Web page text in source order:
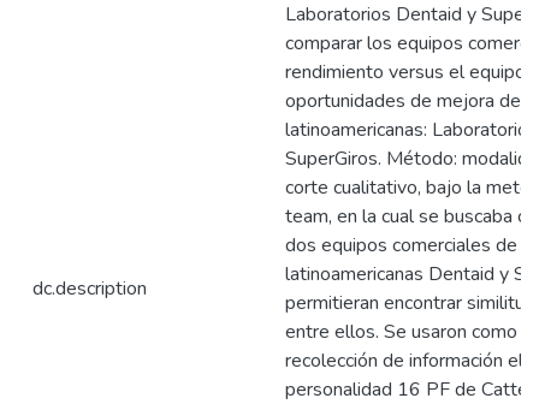
dc.description
Laboratorios Dentaid y
comparar los equipos
rendimiento versus el equipo
oportunidades de mejora de
latinoamericanas:
SuperGiros. Método:
corte cualitativo, bajo la
team, en la cual se buscaba
dos equipos comerciales de
latinoamericanas Dentaid y
permitieran encontrar
entre ellos. Se usaron como
recolección de información el
personalidad 16 PF de